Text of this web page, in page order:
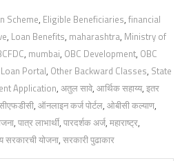
Scheme, Eligible Beneficiaries, financial
, Loan Benefits, maharashtra, Ministry of
, mumbai, OBC Development, OBC
Portal, Other Backward Classes, State
Application, अतुल सावे, आर्थिक सहाय्य, इतर
, ऑनलाइन कर्ज पोर्टल, ओबीसी कल्याण,
, पात्र लाभार्थी, पारदर्शक अर्ज, महाराष्ट्र,
सरकारची योजना, सरकारी पुढाकार